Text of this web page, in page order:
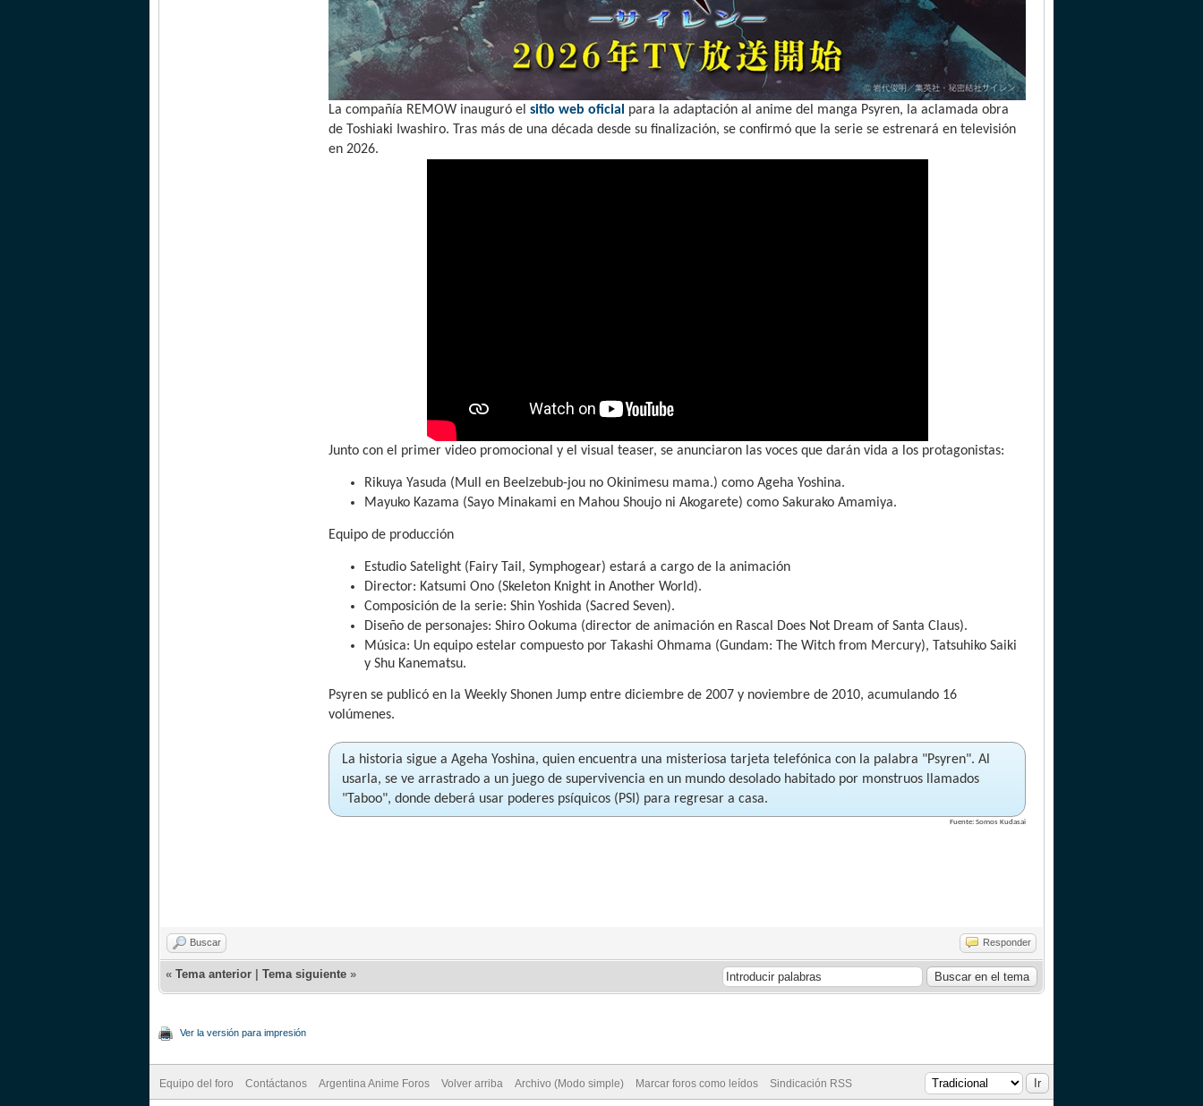
La compañía REMOW inauguró elsitio web oficial para la adaptación al anime del manga Psyren, la aclamada obra
de Toshiaki Iwashiro. Tras más de una década desde su finalización, se confirmó que la serie se estrenará en televisión
en 2026.
Junto con el primer video promocional y el visual teaser, se anunciaron las voces que darán vida a los protagonistas:
Rikuya Yasuda (Mull en Beelzebub-jou no Okinimesu mama.) como Ageha Yoshina.
Mayuko Kazama (Sayo Minakami en Mahou Shoujo ni Akogarete) como Sakurako Amamiya.
Equipo de producción
Estudio Satelight (Fairy Tail, Symphogear) estará a cargo de la animación
Director: Katsumi Ono (Skeleton Knight in Another World).
Composición de la serie: Shin Yoshida (Sacred Seven).
Diseño de personajes: Shiro Ookuma (director de animación en Rascal Does Not Dream of Santa Claus).
Música: Un equipo estelar compuesto por Takashi Ohmama (Gundam: The Witch from Mercury), Tatsuhiko Saiki
y Shu Kanematsu.
Psyren se publicó en la Weekly Shonen Jump entre diciembre de 2007 y noviembre de 2010, acumulando 16
volúmenes.
La historia sigue a Ageha Yoshina, quien encuentra una misteriosa tarjeta telefónica con la palabra "Psyren". Al
usarla, se ve arrastrado a un juego de supervivencia en un mundo desolado habitado por monstruos llamados
"Taboo", donde deberá usar poderes psíquicos (PSI) para regresar a casa.
Fuente: Somos Kudasai
Buscar Responder
« Tema anterior Tema siguiente »
Ver la versión para impresión
Equipo del foro Contáctanos Argentina Anime Foros Volver arriba Archivo (Modo simple) Marcar foros como leídos Sindicación RSS